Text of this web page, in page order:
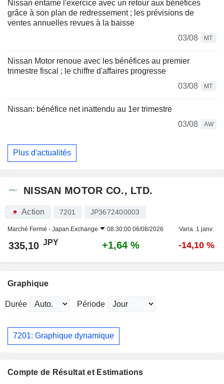
Nissan entame l'exercice avec un retour aux bénéfices
grâce à son plan de redressement ; les prévisions de
ventes annuelles revues à la baisse
03/08
MT
Nissan Motor renoue avec les bénéfices au premier
trimestre fiscal ; le chiffre d'affaires progresse
03/08
MT
Nissan: bénéfice net inattendu au 1er trimestre
03/08
AW
Plus d'actualités
NISSAN MOTOR CO., LTD.
Action 7201 JP3672400003
Marché Fermé - Japan Exchange 08:30:00 06/08/2026 Varia. 1 janv.
335,10 JPY +1,64 % -14,10 %
Graphique
Durée Période
7201: Graphique dynamique
Compte de Résultat et Estimations